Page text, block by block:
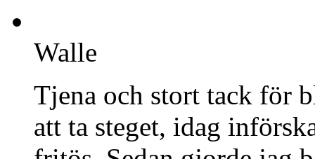
Walle
Tjena och stort tack för
att ta steget, idag